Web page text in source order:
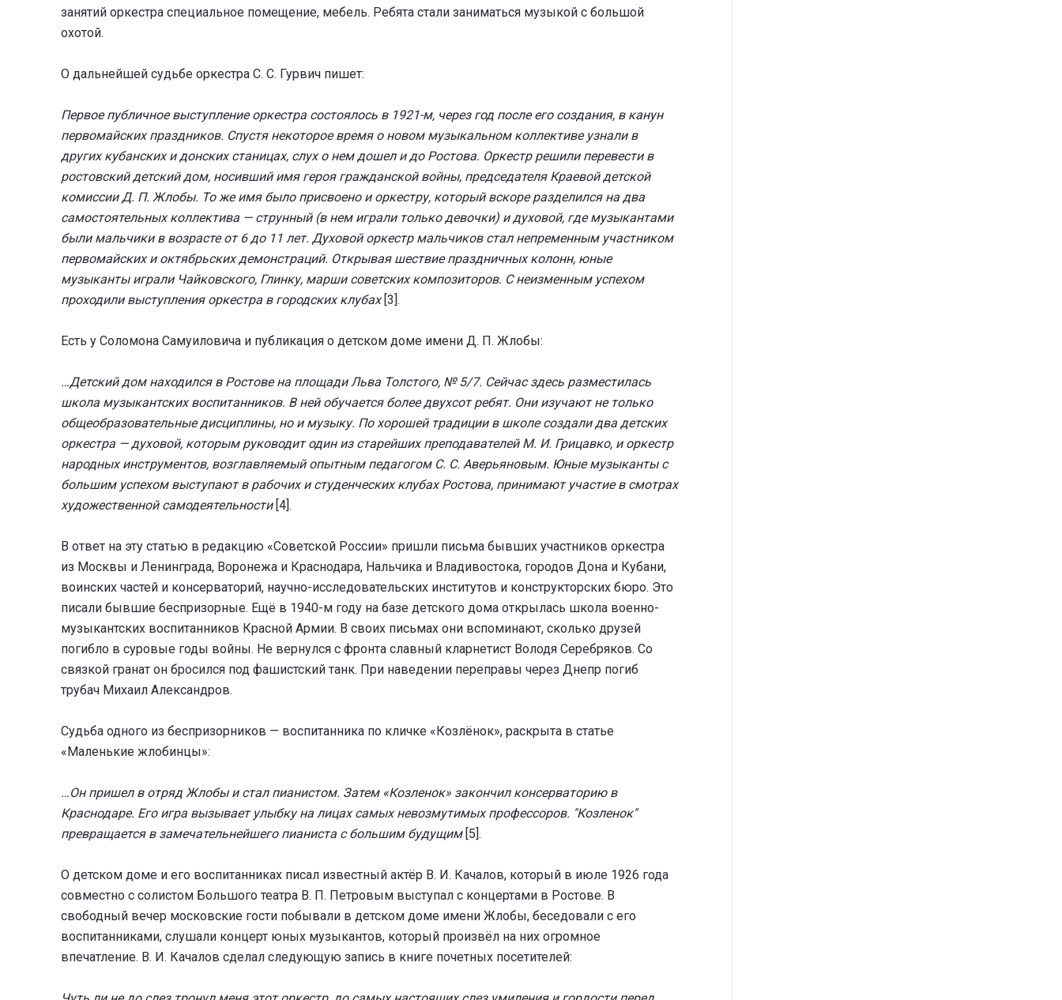
занятий оркестра специальное помещение, мебель. Ребята стали заниматься музыкой с большой
охотой.
О дальнейшей судьбе оркестра С. С. Гурвич пишет:
Первое публичное выступление оркестра состоялось в 1921-м, через год после его создания, в канун
первомайских праздников. Спустя некоторое время о новом музыкальном коллективе узнали в
других кубанских и донских станицах, слух о нем дошел и до Ростова. Оркестр решили перевести в
ростовский детский дом, носивший имя героя гражданской войны, председателя Краевой детской
комиссии Д. П. Жлобы. То же имя было присвоено и оркестру, который вскоре разделился на два
самостоятельных коллектива — струнный (в нем играли только девочки) и духовой, где музыкантами
были мальчики в возрасте от 6 до 11 лет. Духовой оркестр мальчиков стал непременным участником
первомайских и октябрьских демонстраций. Открывая шествие праздничных колонн, юные
музыканты играли Чайковского, Глинку, марши советских композиторов. С неизменным успехом
проходили выступления оркестра в городских клубах[3].
Есть у Соломона Самуиловича и публикация о детском доме имени Д. П. Жлобы:
…Детский дом находился в Ростове на площади Льва Толстого, № 5/7. Сейчас здесь разместилась
школа музыкантских воспитанников. В ней обучается более двухсот ребят. Они изучают не только
общеобразовательные дисциплины, но и музыку. По хорошей традиции в школе создали два детских
оркестра — духовой, которым руководит один из старейших преподавателей М. И. Грицавко, и оркестр
народных инструментов, возглавляемый опытным педагогом С. С. Аверьяновым. Юные музыканты с
большим успехом выступают в рабочих и студенческих клубах Ростова, принимают участие в смотрах
художественной самодеятельности[4].
В ответ на эту статью в редакцию «Советской России» пришли письма бывших участников оркестра
из Москвы и Ленинграда, Воронежа и Краснодара, Нальчика и Владивостока, городов Дона и Кубани,
воинских частей и консерваторий, научно-исследовательских институтов и конструкторских бюро. Это
писали бывшие беспризорные. Ещё в 1940-м году на базе детского дома открылась школа военно-
музыкантских воспитанников Красной Армии. В своих письмах они вспоминают, сколько друзей
погибло в суровые годы войны. Не вернулся с фронта славный кларнетист Володя Серебряков. Со
связкой гранат он бросился под фашистский танк. При наведении переправы через Днепр погиб
трубач Михаил Александров.
Судьба одного из беспризорников — воспитанника по кличке «Козлёнок», раскрыта в статье
«Маленькие жлобинцы»:
…Он пришел в отряд Жлобы и стал пианистом. Затем «Козленок» закончил консерваторию в
Краснодаре. Его игра вызывает улыбку на лицах самых невозмутимых профессоров. "Козленок"
превращается в замечательнейшего пианиста с большим будущим[5].
О детском доме и его воспитанниках писал известный актёр В. И. Качалов, который в июле 1926 года
совместно с солистом Большого театра В. П. Петровым выступал с концертами в Ростове. В
свободный вечер московские гости побывали в детском доме имени Жлобы, беседовали с его
воспитанниками, слушали концерт юных музыкантов, который произвёл на них огромное
впечатление. В. И. Качалов сделал следующую запись в книге почетных посетителей: